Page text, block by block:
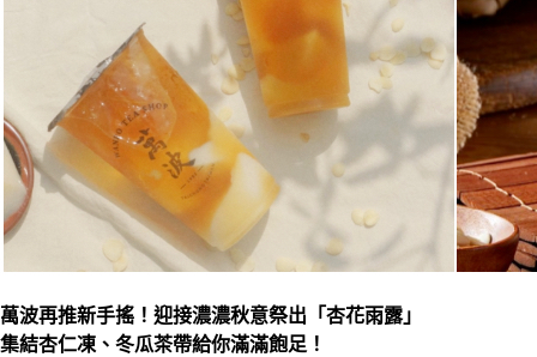
萬波再推新手搖！迎接濃濃秋意祭出「杏花雨露」
集結杏仁凍、冬瓜茶帶給你滿滿飽足！